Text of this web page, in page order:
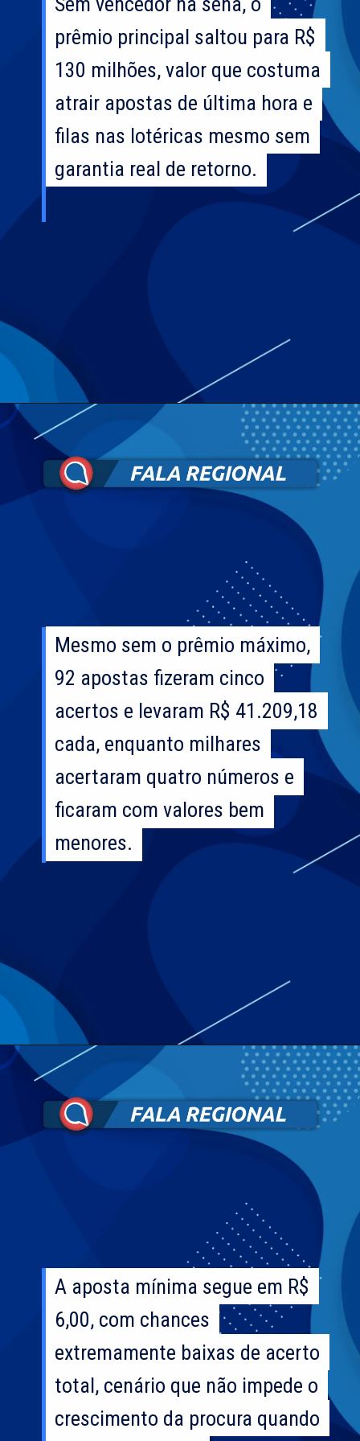
prêmio principal saltou para R$
130 milhões, valor que costuma
atrair apostas de última hora e
filas nas lotéricas mesmo sem
garantia real de retorno.
prêmio principal saltou para R$
130 milhões, valor que costuma
atrair apostas de última hora e
filas nas lotéricas mesmo sem
garantia real de retorno.
Mesmo sem o prêmio máximo,
92 apostas fizeram cinco
acertos e levaram R$ 41.209,18
cada, enquanto milhares
acertaram quatro números e
ficaram com valores bem
menores.
Mesmo sem o prêmio máximo,
92 apostas fizeram cinco
acertos e levaram R$ 41.209,18
cada, enquanto milhares
acertaram quatro números e
ficaram com valores bem
menores.
A aposta mínima segue em R$
6,00, com chances
extremamente baixas de acerto
total, cenário que não impede o
crescimento da procura quando
A aposta mínima segue em R$
6,00, com chances
extremamente baixas de acerto
total, cenário que não impede o
crescimento da procura quando